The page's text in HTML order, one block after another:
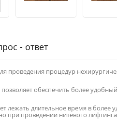
проведения процедур
обеспечить более
лежать длительное время в
при проведении нитевого
- ответ